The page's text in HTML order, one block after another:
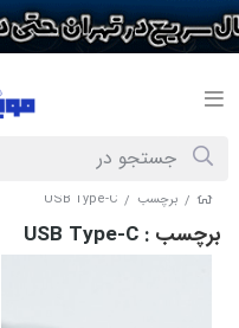
/ برچسب /
USB Type-C
برچسب : USB Type-C